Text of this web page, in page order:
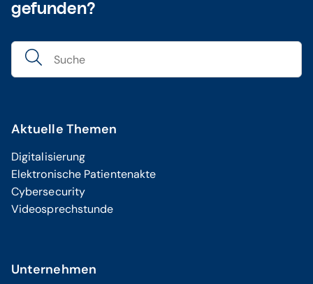
gefunden?
Aktuelle Themen
Digitalisierung
Elektronische Patientenakte
Cybersecurity
Videosprechstunde
Unternehmen